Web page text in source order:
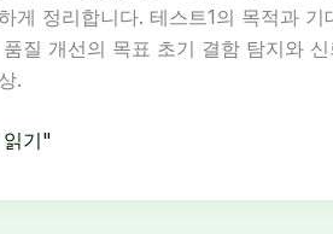
게 정리합니다. 테스트1의 목적과 기
품질 개선의 목표 초기 결함 탐지와 신
.
읽기"